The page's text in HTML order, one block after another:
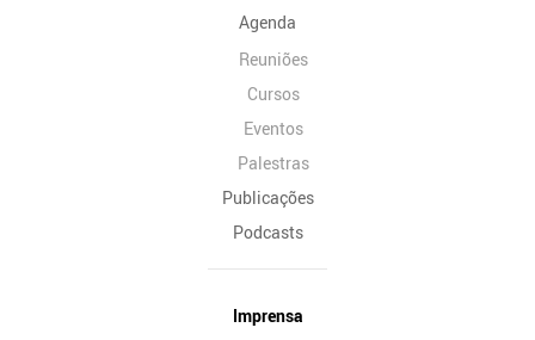
Agenda
Reuniões
Cursos
Eventos
Palestras
Publicações
Podcasts
Imprensa